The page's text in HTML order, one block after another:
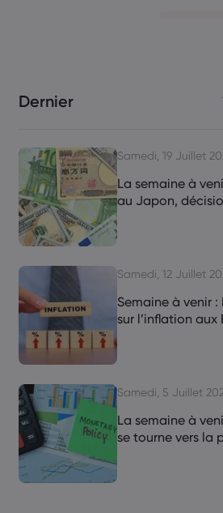
Dernier
Samedi, 19 Juillet
La semaine à
au Japon,
Samedi, 12 Juillet
Semaine à venir :
sur l’inflation
Samedi, 5 Juillet
La semaine à
se tourne vers la